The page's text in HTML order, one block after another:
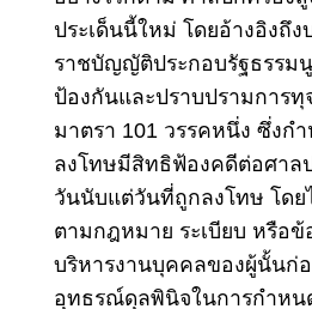
ประเด็นนี้ใหม่ โดยอ้างอิงถึ
ราชบัญญัติประกอบรัฐธรรม
ป้องกันและปราบปรามการทุ
มาตรา 101 วรรคหนึ่ง ซึ่งก
ลงโทษมีสิทธิฟ้องคดีต่อศาล
วันนับแต่วันที่ถูกลงโทษ โด
ตามกฎหมาย ระเบียบ หรือข้
บริหารงานบุคคลของผู้นั้นก่
อุทธรณ์ดุลพินิจในการกำหน